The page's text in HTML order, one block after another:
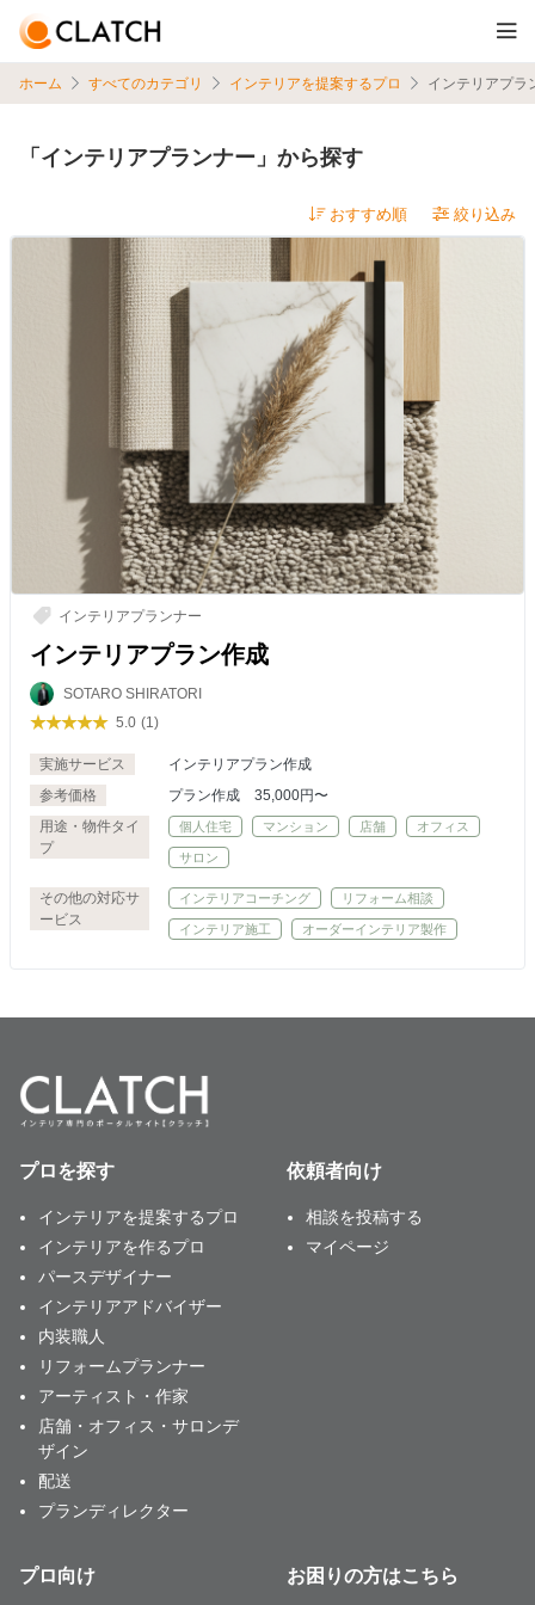
ホーム すべてのカテゴリ インテリアを提案するプロ インテリアプラ
「インテリアプランナー」から探す
絞り込み
インテリアプランナー
インテリアプラン作成
SOTARO SHIRATORI
5.0 (1)
実施サービス
インテリアプラン作成
参考価格
プラン作成 35,000円〜
用途・物件タイ
プ
個人住宅 マンション 店舗 オフィス
サロン
その他の対応サ
ービス
インテリアコーチング リフォーム相談
インテリア施工 オーダーインテリア製作
プロを探す
インテリアを提案するプロ
インテリアを作るプロ
パースデザイナー
インテリアアドバイザー
内装職人
リフォームプランナー
アーティスト・作家
店舗・オフィス・サロンデ
ザイン
配送
プランディレクター
依頼者向け
相談を投稿する
マイページ
プロ向け お困りの方はこちら